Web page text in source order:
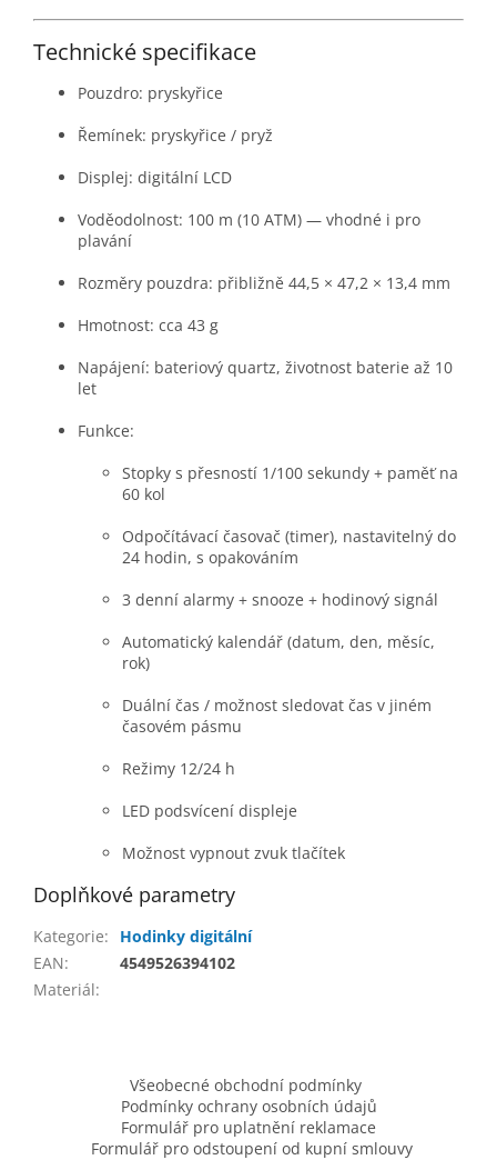
Technické specifikace
Pouzdro: pryskyřice
Řemínek: pryskyřice / pryž
Displej: digitální LCD
Voděodolnost: 100 m (10 ATM) — vhodné i pro
plavání
Rozměry pouzdra: přibližně 44,5 × 47,2 × 13,4 mm
Hmotnost: cca 43 g
Napájení: bateriový quartz, životnost baterie až 10
let
Funkce:
Stopky s přesností 1/100 sekundy + paměť na
60 kol
Odpočítávací časovač (timer), nastavitelný do
24 hodin, s opakováním
3 denní alarmy + snooze + hodinový signál
Automatický kalendář (datum, den, měsíc,
rok)
Duální čas / možnost sledovat čas v jiném
časovém pásmu
Režimy 12/24 h
LED podsvícení displeje
Možnost vypnout zvuk tlačítek
Doplňkové parametry
Kategorie:
Hodinky digitální
EAN:
4549526394102
Materiál:
Všeobecné obchodní podmínky
Podmínky ochrany osobních údajů
Formulář pro uplatnění reklamace
Formulář pro odstoupení od kupní smlouvy